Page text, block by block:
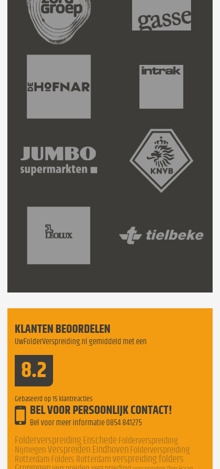
KLANTEN BEOORDELEN
UwFolderVerspreiding.nl gemiddeld met een
8.2
Gebaseerd op 15 klantreacties
BEL VOOR PERSOONLIJK CONTACT!
Bel voor meer informatie 0854 841275
Folderverspreiding Enschede Folderverspreiding
Nijmegen Verspreiden Eindhoven Folderverspreiding
Rotterdam Folders Rotterdam verspreiding folders